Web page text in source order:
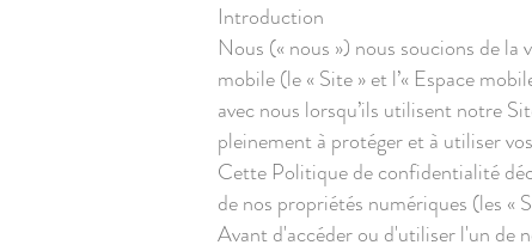
Introduction
Nous (« nous ») nous soucions de
mobile (le « Site » et l’« Espace
avec nous lorsqu’ils utilisent notre
pleinement à protéger et à utiliser
Cette Politique de confidentialité
de nos propriétés numériques (les «
Avant d'accéder ou d'utiliser l'un de